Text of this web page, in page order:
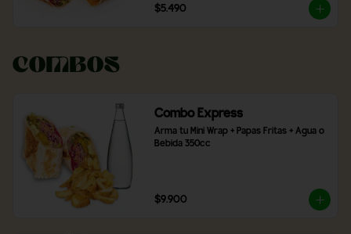
$5.490
Combos
Combo Express
Arma tu Mini Wrap + Papas Fritas + Agua o
Bebida 350cc
$9.900